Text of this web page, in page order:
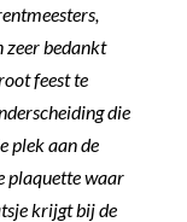
zeer bedankt
feest te
die
plek aan de
plaquette waar
krijgt bij de